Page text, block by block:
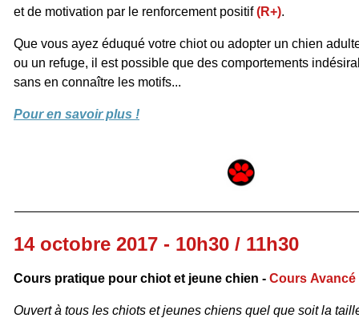
et de motivation par le renforcement positif(R+).
Que vous ayez éduqué votre chiot ou adopter un chien
ou un refuge, il est possible que des comportements
sans en connaître les motifs...
Pour en savoir plus !
14 octobre 2017 - 10h30 / 11h30
Cours pratique pour chiot et jeune chien - Cours Avancé
Ouvert à tous les chiots et jeunes chiens quel que soit la